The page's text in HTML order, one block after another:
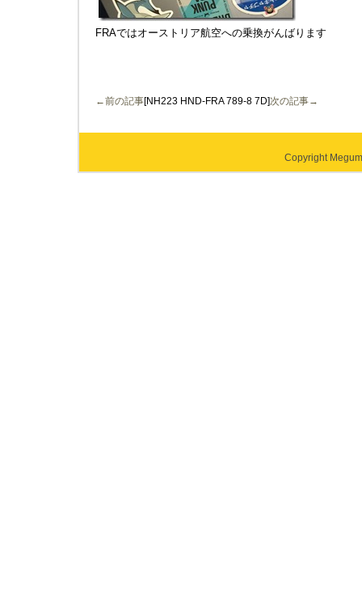
FRAではオーストリア航空への乗換がんばります
←前の記事[NH223 HND-FRA 789-8 7D]次の記事→
Copyright